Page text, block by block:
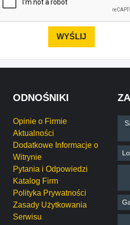
ODNOŚNIKI
Opinie o Firmie
Aktualności
Dodatkowe Informacje o
Witrynie
Pytania i Odpowiedzi
Katalog Firm
Polityka Prywatności
Zasady Użytkowania
Serwisu